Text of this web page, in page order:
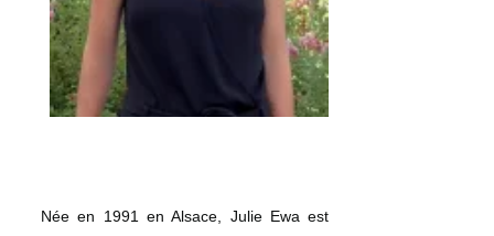
Née en 1991 en Alsace, Julie Ewa est